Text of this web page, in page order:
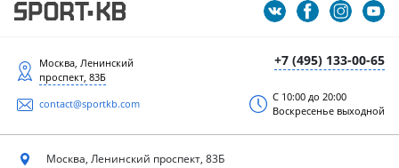
+7 (495) 133-00-65
Москва, Ленинский
проспект, 83Б
contact@sportkb.com
С 10:00 до 20:00
Воскресенье выходной
Москва, Ленинский проспект, 83Б